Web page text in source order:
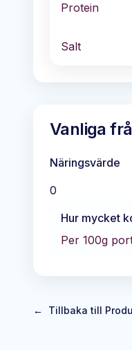
Protein
Salt
Vanliga
Näringsvärde
0
Hur mycket
Per 100g
← Tillbaka till